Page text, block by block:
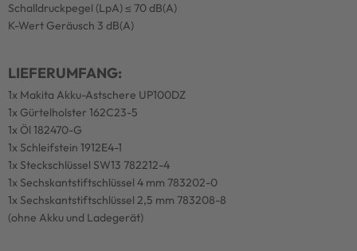
Schalldruckpegel (LpA) ≤ 70 dB(A)
K-Wert Geräusch 3 dB(A)
LIEFERUMFANG:
1x Makita Akku-Astschere UP100DZ
1x Gürtelholster 162C23-5
1x Öl 182470-G
1x Schleifstein 1912E4-1
1x Steckschlüssel SW13 782212-4
1x Sechskantstiftschlüssel 4 mm 783202-0
1x Sechskantstiftschlüssel 2,5 mm 783208-8
(ohne Akku und Ladegerät)